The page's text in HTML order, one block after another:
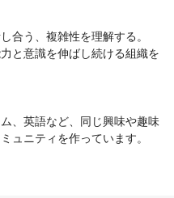
合う、複雑性を理解する。
と意識を伸ばし続ける組織を
、英語など、同じ興味や趣味
ュニティを作っています。